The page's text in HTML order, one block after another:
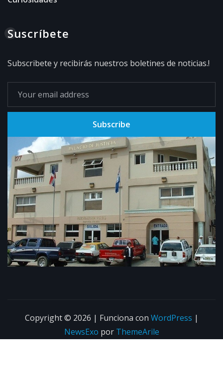
Suscríbete
Subscribete y recibirás nuestros boletines de noticias.!
Subscribe
Copyright © 2026 | Funciona con WordPress |
NewsExo por ThemeArile